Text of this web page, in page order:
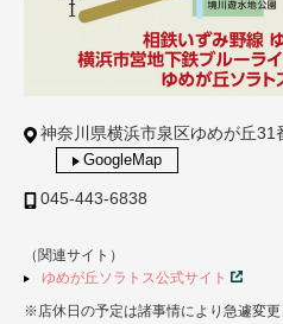
神奈川県横浜市泉区ゆめが丘31
GoogleMap
045-443-6838
（関連サイト）
ゆめが丘ソラトス公式サイト
※店休日の予定は諸事情により急遽変